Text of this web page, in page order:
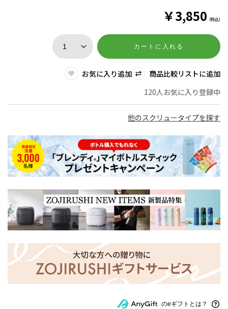
￥3,850 (税込)
カートに入れる
お気に入り追加
商品比較リストに追加
120人お気に入り登録中
他のスクリュータイプを探す
のeギフトとは？